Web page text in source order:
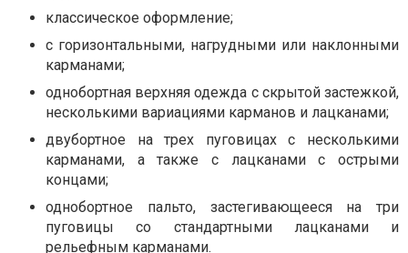
классическое оформление;
с горизонтальными, нагрудными или наклонными
карманами;
однобортная верхняя одежда с скрытой застежкой,
несколькими вариациями карманов и лацканами;
двубортное на трех пуговицах с несколькими
карманами, а также с лацканами с острыми
концами;
однобортное пальто, застегивающееся на три
пуговицы со стандартными лацканами и
рельефным карманами.